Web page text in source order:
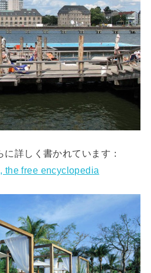
詳しく書かれています：
the free encyclopedia